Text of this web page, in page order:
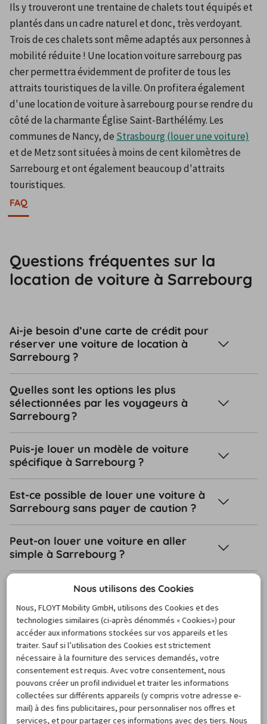
Ils y trouveront une trentaine de chalets tout équipés et
plantés dans un cadre naturel et donc, très verdoyant.
Trois de ces chalets sont même adaptés aux personnes à
mobilité réduite ! Une location voiture sarrebourg pas
cher permettra évidemment de profiter de tous les
attraits touristiques de la ville. On profitera également
d'une location de voiture à sarrebourg pour se rendre du
côté de la charmante Église Saint-Barthélémy. Les
communes de Nancy, de Strasbourg (louer une voiture)
et de Metz sont situées à moins de cent kilomètres de
Sarrebourg et ont également beaucoup d'attraits
touristiques.
FAQ
Questions fréquentes sur la
location de voiture à Sarrebourg
Ai-je besoin d’une carte de crédit pour
réserver une voiture de location à
Sarrebourg ?
Quelles sont les options les plus
sélectionnées par les voyageurs à
Sarrebourg ?
Puis-je louer un modèle de voiture
spécifique à Sarrebourg ?
Est-ce possible de louer une voiture à
Sarrebourg sans payer de caution ?
Peut-on louer une voiture en aller
simple à Sarrebourg ?
Comment annuler votre location de
De quels documents ai-je besoin lors
de la prise en charge de ma voiture de
location à Sarrebourg ?
Vers le centre d’assistance
Nous utilisons des Cookies
Nous, FLOYT Mobility GmbH, utilisons des Cookies et des
technologies similaires (ci-après dénommés « Cookies») pour
accéder aux informations stockées sur vos appareils et les
traiter. Sauf si l’utilisation des Cookies est strictement
nécessaire à la fourniture des services demandés, votre
consentement est requis. Avec votre consentement, nous
pouvons créer un profil individuel et traiter les informations
collectées sur différents appareils (y compris votre adresse e-
mail) à des fins publicitaires, pour personnaliser nos offres et
services, et pour partager ces informations avec des tiers. Nous